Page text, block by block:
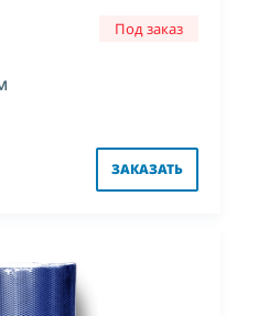
Под заказ
ЗАКАЗАТЬ